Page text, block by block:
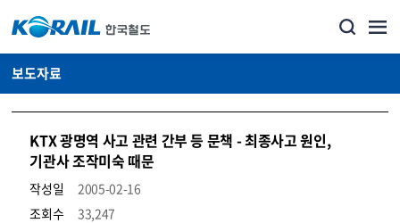
보도자료
KTX 광명역 사고 관련 간부 등 문책 - 최종사고 원인,
기관사 조작미숙 때문
작성일
2005-02-16
조회수
33,247